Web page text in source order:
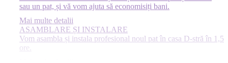
sau un pat, și vă vom ajuta să economisiți bani.
Mai multe detalii
ASAMBLARE ȘI INSTALARE
Vom asambla și instala profesional noul pat în casa D-stră în 1,5
ore.